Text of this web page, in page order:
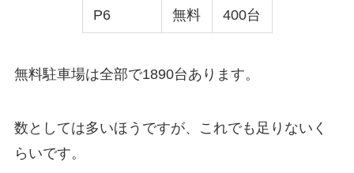
P6 無料 400台
無料駐車場は全部で1890台あります。
数としては多いほうですが、これでも足りないく
らいです。